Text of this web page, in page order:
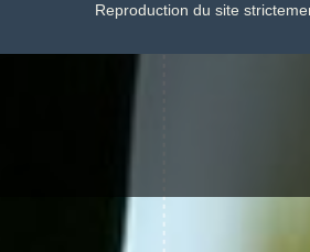
Reproduction du site